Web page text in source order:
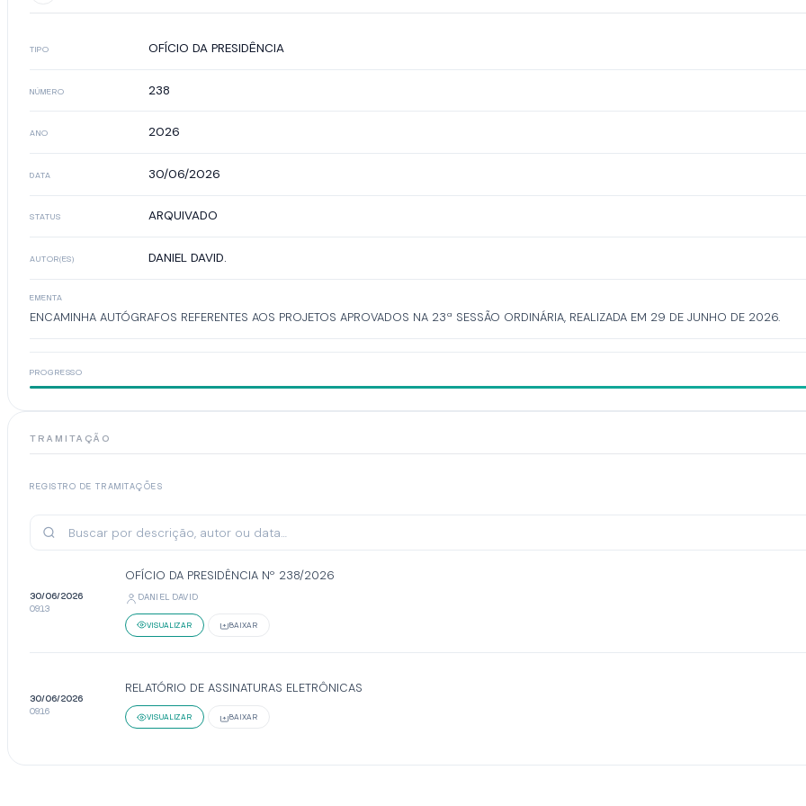
TIPO OFÍCIO DA PRESIDÊNCIA
NÚMERO 238
ANO 2026
DATA 30/06/2026
STATUS ARQUIVADO
AUTOR(ES) DANIEL DAVID.
EMENTA
ENCAMINHA AUTÓGRAFOS REFERENTES AOS PROJETOS APROVADOS NA 23ª SESSÃO ORDINÁRIA, REALIZADA EM 29 DE JUNHO DE 2026.
PROGRESSO
TRAMITAÇÃO
REGISTRO DE TRAMITAÇÕES
30/06/2026
09:13
OFÍCIO DA PRESIDÊNCIA Nº 238/2026
DANIEL DAVID
VISUALIZAR BAIXAR
30/06/2026
09:16
RELATÓRIO DE ASSINATURAS ELETRÔNICAS
VISUALIZAR BAIXAR